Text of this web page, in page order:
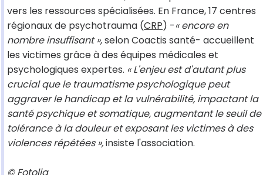
vers les ressources spécialisées. En France, 17 centres
régionaux de psychotrauma (CRP) -« encore en
nombre insuffisant »,selon Coactis santé- accueillent
les victimes grâce à des équipes médicales et
psychologiques expertes. « L'enjeu est d'autant plus
crucial que le traumatisme psychologique peut
aggraver le handicap et la vulnérabilité, impactant la
santé psychique et somatique, augmentant le seuil de
tolérance à la douleur et exposant les victimes à des
violences répétées »,insiste l'association.